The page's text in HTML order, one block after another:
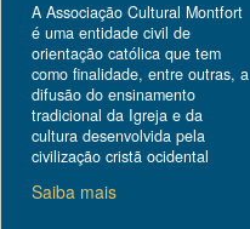
A Associação Cultural Montfort
é uma entidade civil de
orientação católica que tem
como finalidade, entre outras, a
difusão do ensinamento
tradicional da Igreja e da
cultura desenvolvida pela
civilização cristã ocidental
Saiba mais